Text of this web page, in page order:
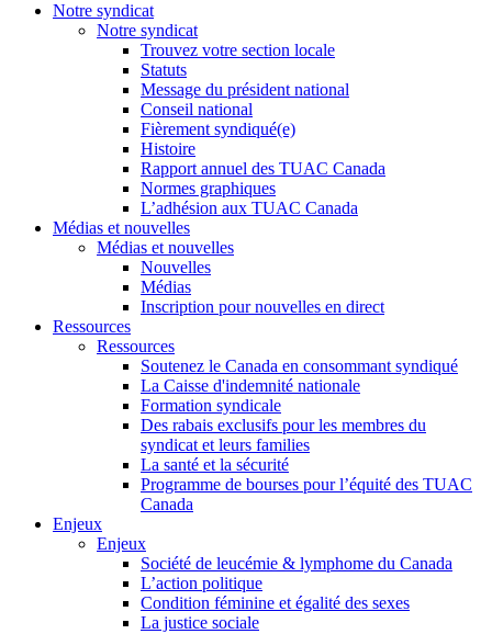
Notre syndicat
Notre syndicat
Trouvez votre section locale
Statuts
Message du président national
Conseil national
Fièrement syndiqué(e)
Histoire
Rapport annuel des TUAC Canada
Normes graphiques
L’adhésion aux TUAC Canada
Médias et nouvelles
Médias et nouvelles
Nouvelles
Médias
Inscription pour nouvelles en direct
Ressources
Ressources
Soutenez le Canada en consommant syndiqué
La Caisse d'indemnité nationale
Formation syndicale
Des rabais exclusifs pour les membres du
syndicat et leurs families
La santé et la sécurité
Programme de bourses pour l’équité des TUAC
Canada
Enjeux
Enjeux
Société de leucémie & lymphome du Canada
L’action politique
Condition féminine et égalité des sexes
La justice sociale